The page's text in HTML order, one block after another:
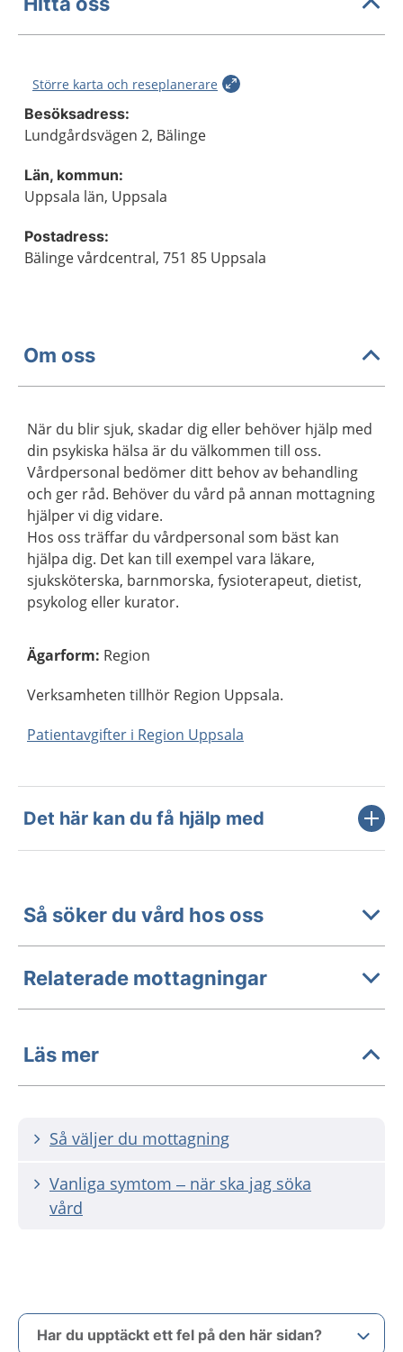
Större karta och reseplanerare
Besöksadress:
Lundgårdsvägen 2, Bälinge
Län, kommun:
Uppsala län, Uppsala
Postadress:
Bälinge vårdcentral, 751 85 Uppsala
Om oss
När du blir sjuk, skadar dig eller behöver hjälp med
din psykiska hälsa är du välkommen till oss.
Vårdpersonal bedömer ditt behov av behandling
och ger råd. Behöver du vård på annan mottagning
hjälper vi dig vidare.
Hos oss träffar du vårdpersonal som bäst kan
hjälpa dig. Det kan till exempel vara läkare,
sjuksköterska, barnmorska, fysioterapeut, dietist,
psykolog eller kurator.
Ägarform: Region
Verksamheten tillhör Region Uppsala.
Patientavgifter i Region Uppsala
Det här kan du få hjälp med
Så söker du vård hos oss
Relaterade mottagningar
Läs mer
Så väljer du mottagning
Vanliga symtom – när ska jag söka
vård
Har du upptäckt ett fel på den här sidan?